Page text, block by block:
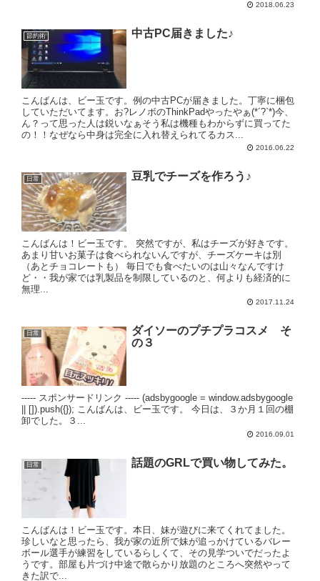
2018.06.23
節約術 中古PC届きました♪
こんばんは、ビー玉です。例の中古PCが届きました。丁寧に梱包
していただいてます。お?レノボのThinkPadやったやぁ(*´?`*)今、
ん？って思った人は鋭いなぁそう私は機種もわからずに買ってた
の！！なぜなら中身は完全に入れ替えられてるカス...
2016.06.22
日常 豆乳でチーズを作ろう♪
こんばんは！ビー玉です。 突然ですが、私はチーズが好きです。
あまり甘いお菓子は食べられないんですが、チーズケーキは別
（あとチョコレートも） 毎日でも食べたいのは山々なんですけ
ど・・我が家では乳製品を制限しているのと、何よりも経済的に
無理...
2017.11.24
日常
ダイソーのプチプラコスメ そ
の３
----- スポンサードリンク ----- (adsbygoogle = window.adsbygoogle
|| []).push({}); こんばんは、ビー玉です。 今日は、３か月１回の棚
卸でした。３...
2016.09.01
日常 話題のGRLで買い物してみた。
こんばんは！ビー玉です。本日、妹が遊びに来てくれてました。
珍しいなと思ったら、我が家の近所で妹が追っかけているバレー
ボール選手が練習をしているらしくて、その見学ついでだったよ
うです。部屋も片づけ中途で散らかり放題のところへ突然やって
きた訳で...